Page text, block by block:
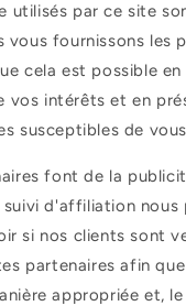
utilisés par ce site
vous fournissons les
cela est possible
vos intérêts et en
susceptibles de
font de la
suivi d'affiliation nous
si nos clients sont
partenaires afin
appropriée et,